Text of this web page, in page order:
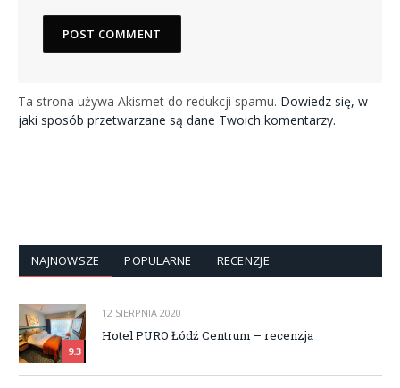
Ta strona używa Akismet do redukcji spamu. Dowiedz się, w
jaki sposób przetwarzane są dane Twoich komentarzy.
NAJNOWSZE POPULARNE RECENZJE
9.3
12 SIERPNIA 2020
Hotel PURO Łódź Centrum – recenzja